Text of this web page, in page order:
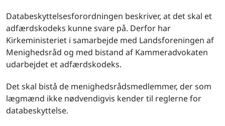
Databeskyttelsesforordningen beskriver, at det skal et
adfærdskodeks kunne svare på. Derfor har
Kirkeministeriet i samarbejde med Landsforeningen af
Menighedsråd og med bistand af Kammeradvokaten
udarbejdet et adfærdskodeks.
Det skal bistå de menighedsrådsmedlemmer, der som
lægmænd ikke nødvendigvis kender til reglerne for
databeskyttelse.